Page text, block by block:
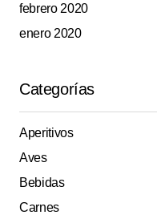
febrero 2020
enero 2020
Categorías
Aperitivos
Aves
Bebidas
Carnes